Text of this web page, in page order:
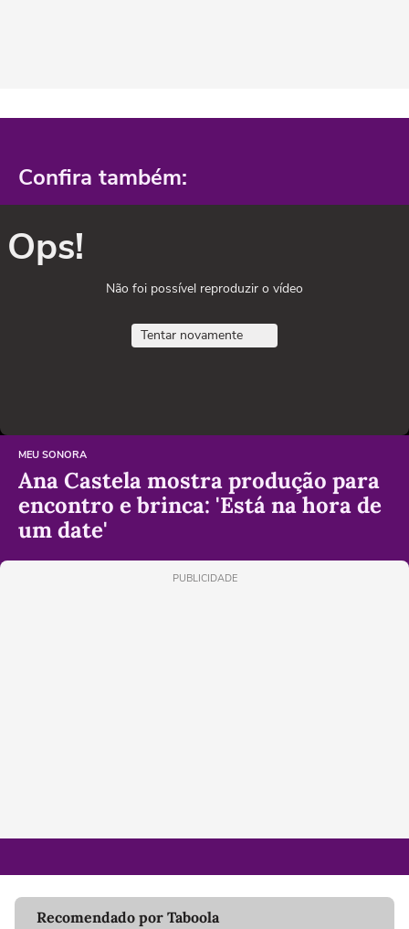
Confira também:
Ops!
Não foi possível reproduzir o vídeo
Tentar novamente
MEU SONORA
Ana Castela mostra produção para
encontro e brinca: 'Está na hora de
um date'
PUBLICIDADE
Recomendado por Taboola